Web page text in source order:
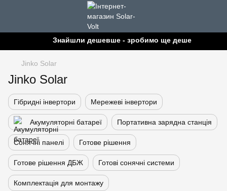
Знайшли дешевше - зробимо ще дешевше!
Jinko Solar
Jinko Solar
Гібридні інвертори Мережеві інвертори
Акумуляторні батареї Портативна зарядна станція
Сонячні панелі Готове рішення
Готове рішення ДБЖ Готові сонячні системи
Комплектація для монтажу